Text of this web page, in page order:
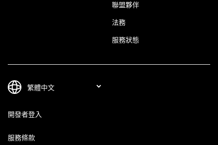
聯盟夥伴
法務
服務狀態
開發者登入
服務條款